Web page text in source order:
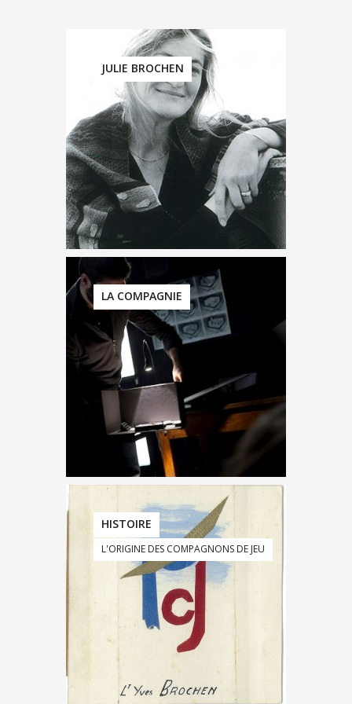
JULIE BROCHEN
LA COMPAGNIE
HISTOIRE
L'ORIGINE DES COMPAGNONS DE JEU